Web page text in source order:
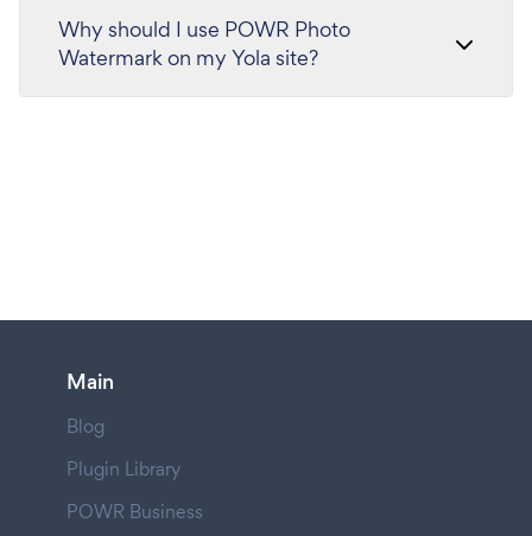
Why should I use POWR Photo
Watermark on my Yola site?
Main
Blog
Plugin Library
POWR Business